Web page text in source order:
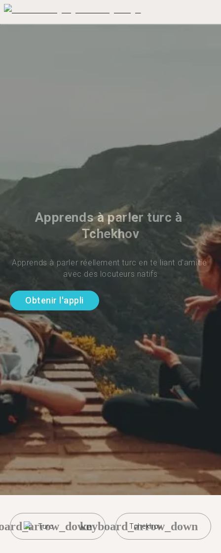
Apprends à parler turc à
Tchekhov
Apprends à parler réellement turc en te liant d'amitié
avec des locuteurs natifs
Obtenir l'appli
Turc Tchekhov
keyboard_arrow_down